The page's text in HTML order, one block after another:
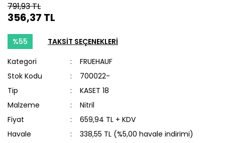
791,93 TL
356,37 TL
%55 TAKSİT SEÇENEKLERİ
Kategori
FRUEHAUF
Stok Kodu
700022-
Tip
KASET 18
Malzeme
Nitril
Fiyat
659,94 TL + KDV
Havale
338,55 TL (%5,00 havale indirimi)